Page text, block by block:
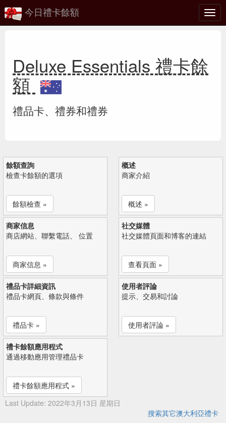
切
換
今日禮卡餘額
Deluxe Essentials 禮卡餘
額
禮品卡、禮券和禮券
餘額查詢
檢查卡餘額的選項
餘額檢查 »
概述
商家介紹
概述 »
商家信息
商店網站、聯繫電話、 位置
商家信息 »
社交媒體
社交媒體頁面和博客的連結
查看頁面 »
禮品卡詳細資訊
禮品卡網頁、條款與條件
禮品卡 »
使用者評論
提示、交易和討論
使用者評論 »
禮卡餘額應用程式
通過移動應用管理禮品卡
禮卡餘額應用程式 »
Last Update: 2022年3月13日 星期日
搜索其它澳大利亞禮卡